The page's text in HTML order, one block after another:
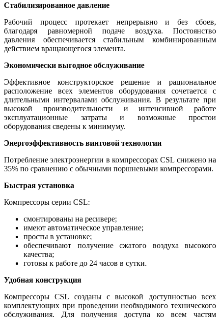
Стабилизированное давление
Рабочий процесс протекает непрерывно и без сбоев,
благодаря равномерной подаче воздуха. Постоянство
давления обеспечивается стабильным комбинированным
действием вращающегося элемента.
Экономически выгодное обслуживание
Эффективное конструкторское решение и рациональное
расположение всех элементов оборудования сочетается с
длительными интервалами обслуживания. В результате при
высокой производительности и интенсивной работе
эксплуатационные затраты и возможные простои
оборудования сведены к минимуму.
Энергоэффективность винтовой технологии
Потребление электроэнергии в компрессорах CSL снижено на
35% по сравнению с обычными поршневыми компрессорами.
Быстрая установка
Компрессоры серии CSL:
смонтированы на ресивере;
имеют автоматическое управление;
просты в установке;
обеспечивают получение сжатого воздуха высокого
качества;
готовы к работе до 24 часов в сутки.
Удобная конструкция
Компрессоры CSL созданы с высокой доступностью всех
комплектующих при проведении необходимого технического
обслуживания. Для получения доступа ко всем частям